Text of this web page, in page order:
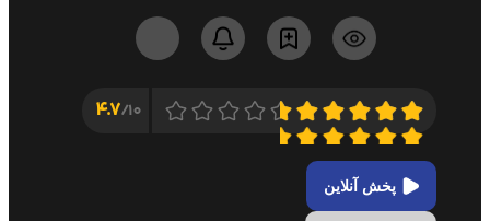
10/
4.7
پخش آنلاین